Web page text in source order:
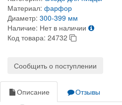
Материал: фарфор
Диаметр: 300-399 мм
Наличие: Нет в наличии
Код товара: 24732
Сообщить о поступлении
Описание
Отзывы